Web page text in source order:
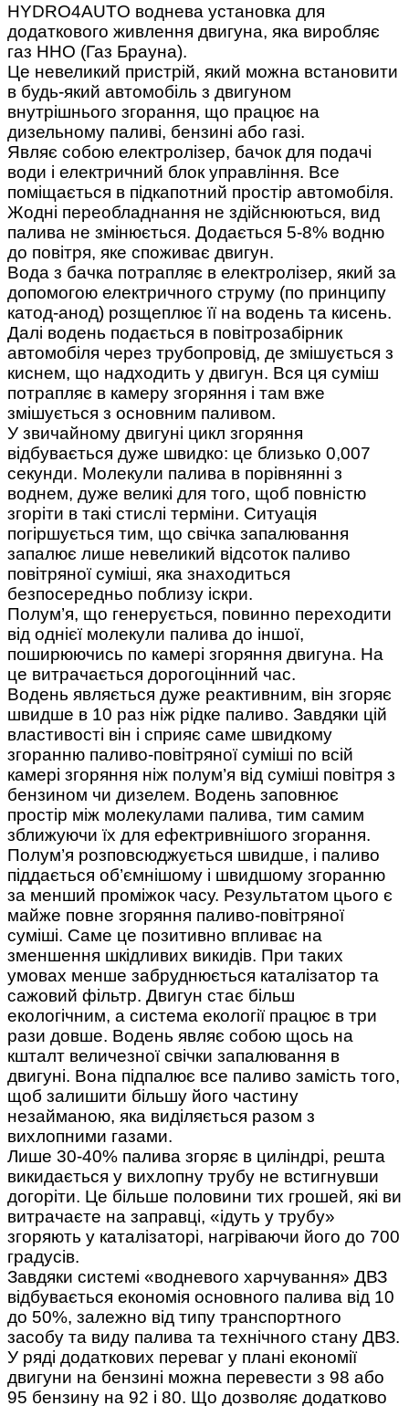
HYDRO4AUTO воднева установка для
додаткового живлення двигуна, яка виробляє
газ ННО (Газ Брауна).
Це невеликий пристрій, який можна встановити
в будь-який автомобіль з двигуном
внутрішнього згорання, що працює на
дизельному паливі, бензині або газі.
Являє собою електролізер, бачок для подачі
води і електричний блок управління. Все
поміщається в підкапотний простір автомобіля.
Жодні переобладнання не здійснюються, вид
палива не змінюється. Додається 5-8% водню
до повітря, яке споживає двигун.
Вода з бачка потрапляє в електролізер, який за
допомогою електричного струму (по принципу
катод-анод) розщеплює її на водень та кисень.
Далі водень подається в повітрозабірник
автомобіля через трубопровід, де змішується з
киснем, що надходить у двигун. Вся ця суміш
потрапляє в камеру згоряння і там вже
змішується з основним паливом.
У звичайному двигуні цикл згоряння
відбувається дуже швидко: це близько 0,007
секунди. Молекули палива в порівнянні з
воднем, дуже великі для того, щоб повністю
згоріти в такі стислі терміни. Ситуація
погіршується тим, що свічка запалювання
запалює лише невеликий відсоток паливо
повітряної суміші, яка знаходиться
безпосередньо поблизу іскри.
Полум’я, що генерується, повинно переходити
від однієї молекули палива до іншої,
поширюючись по камері згоряння двигуна. На
це витрачається дорогоцінний час.
Водень являється дуже реактивним, він згоряє
швидше в 10 раз ніж рідке паливо. Завдяки цій
властивості він і сприяє саме швидкому
згоранню паливо-повітряної суміші по всій
камері згоряння ніж полум’я від суміші повітря з
бензином чи дизелем. Водень заповнює
простір між молекулами палива, тим самим
зближуючи їх для ефектривнішого згорання.
Полум’я розповсюджується швидше, і паливо
піддається об’ємнішому і швидшому згоранню
за менший проміжок часу. Результатом цього є
майже повне згоряння паливо-повітряної
суміші. Саме це позитивно впливає на
зменшення шкідливих викидів. При таких
умовах менше забруднюється каталізатор та
сажовий фільтр. Двигун стає більш
екологічним, а система екології працює в три
рази довше. Водень являє собою щось на
кшталт величезної свічки запалювання в
двигуні. Вона підпалює все паливо замість того,
щоб залишити більшу його частину
незайманою, яка виділяється разом з
вихлопними газами.
Лише 30-40% палива згоряє в циліндрі, решта
викидається у вихлопну трубу не встигнувши
догоріти. Це більше половини тих грошей, які ви
витрачаєте на заправці, «ідуть у трубу»
згоряють у каталізаторі, нагріваючи його до 700
градусів.
Завдяки системі «водневого харчування» ДВЗ
відбувається економія основного палива від 10
до 50%, залежно від типу транспортного
засобу та виду палива та технічного стану ДВЗ.
У ряді додаткових переваг у плані економії
двигуни на бензині можна перевести з 98 або
95 бензину на 92 і 80. Що дозволяє додатково